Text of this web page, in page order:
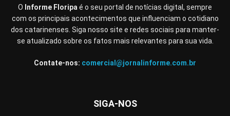
O Informe Floripaé o seu portal de notícias digital, sempre
com os principais acontecimentos que influenciam o cotidiano
dos catarinenses. Siga nosso site e redes sociais para manter-
se atualizado sobre os fatos mais relevantes para sua vida.
Contate-nos: comercial@jornalinforme.com.br
SIGA-NOS